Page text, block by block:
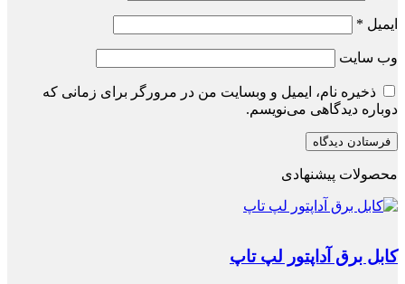
ایمیل *
وب‌ سایت
ذخیره نام، ایمیل و وبسایت من در مرورگر برای زمانی که
دوباره دیدگاهی می‌نویسم.
محصولات پیشنهادی
کابل برق آداپتور لپ تاپ